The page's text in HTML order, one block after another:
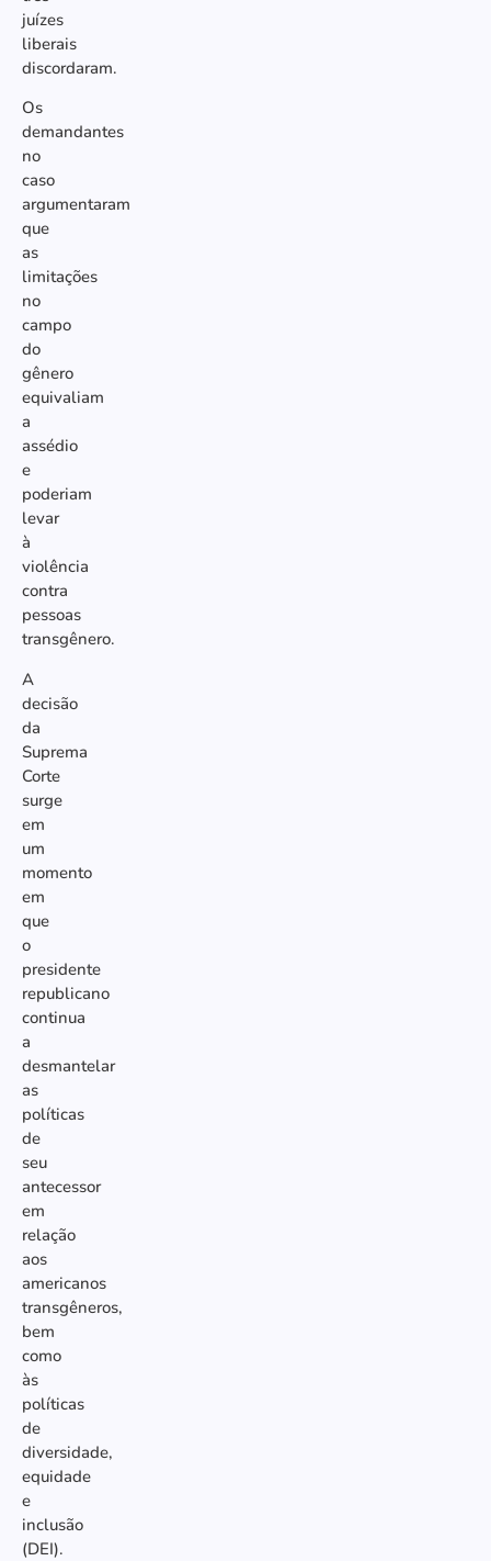
juízes
liberais
discordaram.
Os
demandantes
no
caso
argumentaram
que
as
limitações
no
campo
do
gênero
equivaliam
a
assédio
e
poderiam
levar
à
violência
contra
pessoas
transgênero.
A
decisão
da
Suprema
Corte
surge
em
um
momento
em
que
o
presidente
republicano
continua
a
desmantelar
as
políticas
de
seu
antecessor
em
relação
aos
americanos
transgêneros,
bem
como
às
políticas
de
diversidade,
equidade
e
inclusão
(DEI).